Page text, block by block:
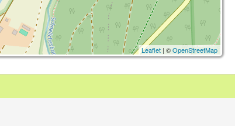
Leaflet | ©OpenStreetMap